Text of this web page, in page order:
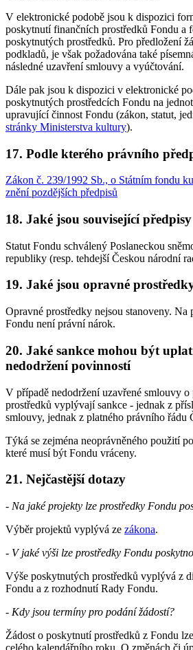
V elektronické podobě jsou k dispozici
poskytnutí finančních prostředků Fondu a
poskytnutých prostředků. Pro předložení
podkladů, je však požadována také
následné uzavření smlouvy a vyúčtování.
Dále pak jsou k dispozici v elektronické
poskytnutých prostředcích Fondu na
upravující činnost Fondu (zákon, statut,
stránky Ministerstva kultury).
17. Podle kterého právního
Zákon č. 239/1992 Sb., o Státním fondu
znění pozdějších předpisů
18. Jaké jsou související předpisy
Statut Fondu schválený Poslaneckou
republiky (resp. tehdejší Českou národní
19. Jaké jsou opravné
Opravné prostředky nejsou stanoveny. Na
Fondu není právní nárok.
20. Jaké sankce mohou být
nedodržení povinností
V případě nedodržení uzavřené smlouvy
prostředků vyplývají sankce - jednak z
smlouvy, jednak z platného právního řádu
Týká se zejména neoprávněného použití
které musí být Fondu vráceny.
21. Nejčastější dotazy
- Na jaké projekty lze prostředky Fondu
Výběr projektů vyplývá ze zákona.
- V jaké výši lze prostředky Fondu
Výše poskytnutých prostředků vyplývá z
Fondu a z rozhodnutí Rady Fondu.
- Kdy jsou termíny pro podání žádostí?
Žádost o poskytnutí prostředků z Fondu
celého kalendářního roku. O změnách či